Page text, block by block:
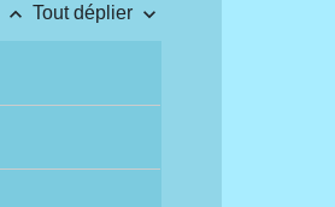
keyboard_arrow_up Tout déplier keyboard_arrow_down